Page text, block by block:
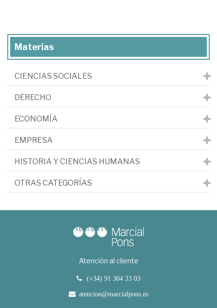
Materias
CIENCIAS SOCIALES
DERECHO
ECONOMÍA
EMPRESA
HISTORIA Y CIENCIAS HUMANAS
OTRAS CATEGORÍAS
Atención al cliente
(+34) 91 304 33 03
atencion@marcialpons.es